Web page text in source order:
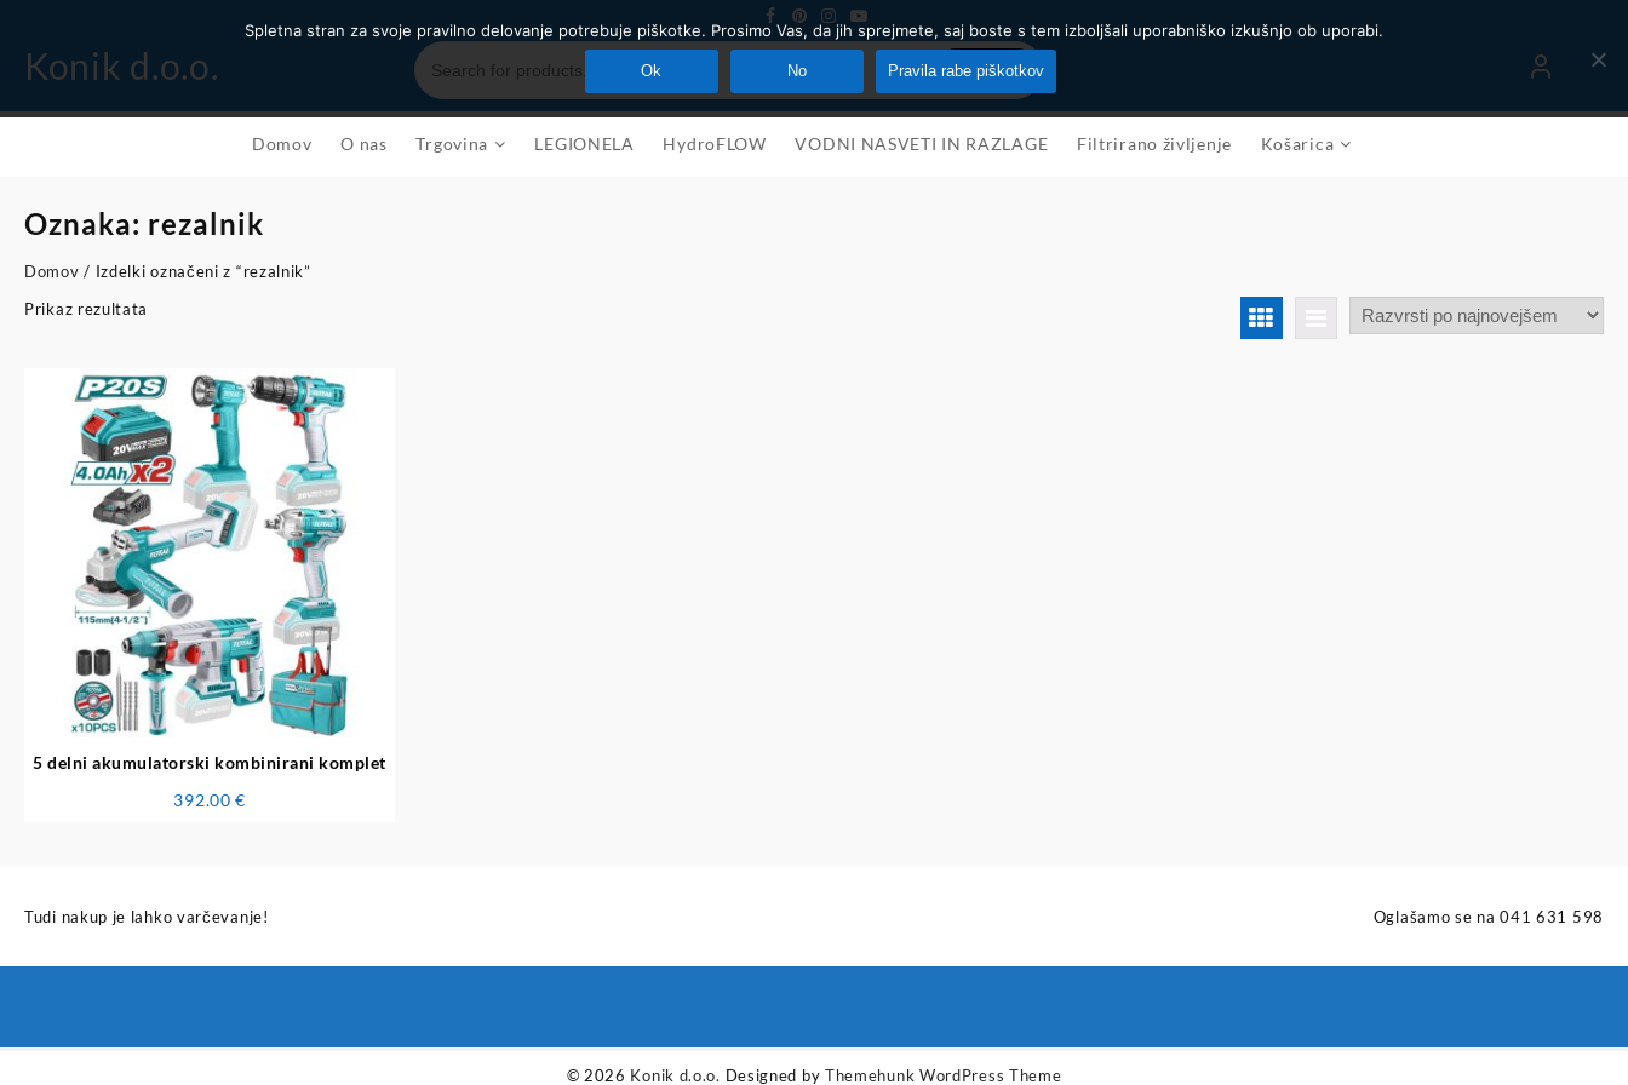
contentKonik d.o.o. Search
Domov O nas Trgovina LEGIONELA HydroFLOW VODNI NASVETI IN RAZLAGE Filtrirano življenje Košarica
Oznaka: rezalnik
Domov / Izdelki označeni z “rezalnik”
Prikaz rezultata
5 delni akumulatorski kombinirani komplet
392.00€
Tudi nakup je lahko varčevanje! Oglašamo se na 041 631 598
© 2026 Konik d.o.o. Designed by Themehunk WordPress Theme
Spletna stran za svoje pravilno delovanje potrebuje piškotke. Prosimo Vas, da jih sprejmete, saj boste s tem izboljšali uporabniško izkušnjo ob uporabi.
Ok No Pravila rabe piškotkov